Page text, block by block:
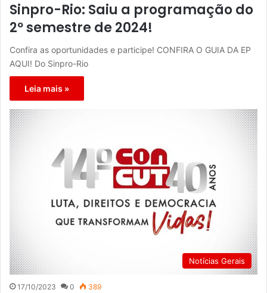
Sinpro-Rio: Saiu a programação do
2º semestre de 2024!
Confira as oportunidades e participe! CONFIRA O GUIA DA EP
AQUI! Do Sinpro-Rio
Leia mais »
Notícias Gerais
17/10/2023 0 389